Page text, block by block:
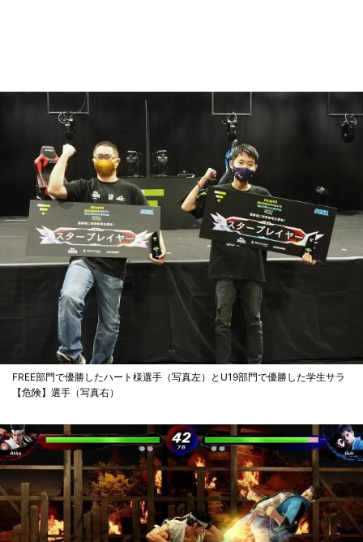
FREE部門で優勝したハート様選手（写真左）とU19部門で優勝した学生サラ
【危険】選手（写真右）